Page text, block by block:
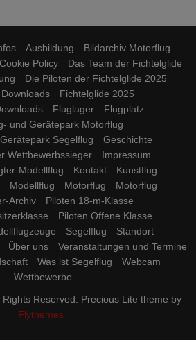
Ausbildung
Bildarchiv Motorflug
Cookie Policy
Das Team der Fichtelglide
Die Piloten der Fichtelglide 2025
Downloads
Fichtelglide 2025
Fluglager
Flugplatz
und Gerätepark Motorflug
Segelflug
Geschichte
Wettbewerbssieger
Impressum
Modellflug
Kontakt
Kunstflug
Modellflug Motorflug
Motorflug
Archiv
Piloten 18-m-Klasse
Piloten Offene Klasse
Segelflug
Standort
Über uns
Veranstaltungen und Termine
Was ist Segelflug
Webcam
Wettbewerbe
Reserved. Precious Lite theme by
Flythemes